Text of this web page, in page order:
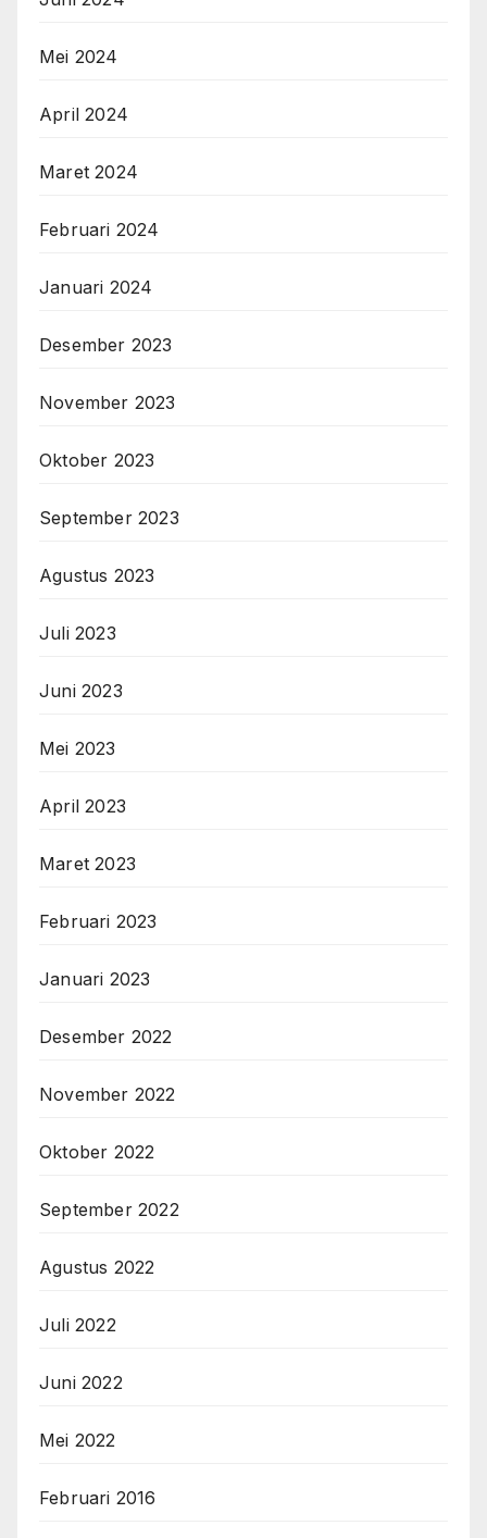
Mei 2024
April 2024
Maret 2024
Februari 2024
Januari 2024
Desember 2023
November 2023
Oktober 2023
September 2023
Agustus 2023
Juli 2023
Juni 2023
Mei 2023
April 2023
Maret 2023
Februari 2023
Januari 2023
Desember 2022
November 2022
Oktober 2022
September 2022
Agustus 2022
Juli 2022
Juni 2022
Mei 2022
Februari 2016